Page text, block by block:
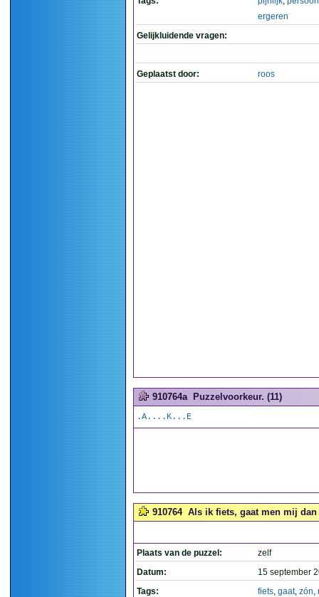
ergeren
Gelijkluidende vragen:
Geplaatst door: roos
910764a Puzzelvoorkeur. (11)
.A....K...E
910764 Als ik fiets, gaat men mij dan
Plaats van de puzzel:
zelf
Datum:
15 september
Tags:
fiets, gaat, zón,